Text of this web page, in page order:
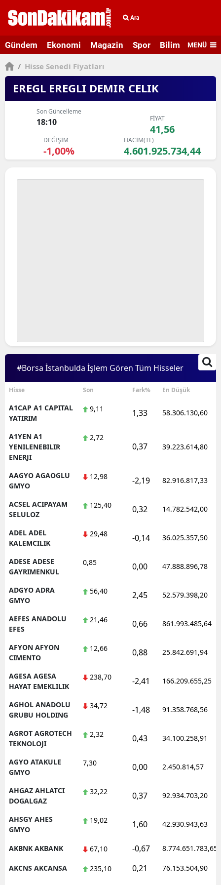
Ara
Gündem Ekonomi Magazin Spor Bilim veMENÜ
/ Hisse Senedi Fiyatları
EREGL EREGLI DEMIR CELIK
Son Güncelleme
18:10 FİYAT
41,56
DEĞİŞİM
-1,00%
HACİM(TL)
4.601.925.734,44
#Borsa İstanbulda İşlem Gören Tüm Hisseler
Hisse Son Fark% En Düşük
A1CAP A1 CAPITAL
YATIRIM
9,11 1,33 58.306.130,60
A1YEN A1
YENILENEBILIR
ENERJI
2,72
0,37 39.223.614,80
AAGYO AGAOGLU
GMYO
12,98 -2,19 82.916.817,33
ACSEL ACIPAYAM
SELULOZ
125,40 0,32 14.782.542,00
ADEL ADEL
KALEMCILIK
29,48 -0,14 36.025.357,50
ADESE ADESE
GAYRIMENKUL
0,85 0,00 47.888.896,78
ADGYO ADRA
GMYO
56,40 2,45 52.579.398,20
AEFES ANADOLU
EFES
21,46 0,66 861.993.485,64
AFYON AFYON
CIMENTO
12,66 0,88 25.842.691,94
AGESA AGESA
HAYAT EMEKLILIK
238,70 -2,41 166.209.655,25
AGHOL ANADOLU
GRUBU HOLDING
34,72 -1,48 91.358.768,56
AGROT AGROTECH
TEKNOLOJI
2,32 0,43 34.100.258,91
AGYO ATAKULE
GMYO
7,30 0,00 2.450.814,57
AHGAZ AHLATCI
DOGALGAZ
32,22 0,37 92.934.703,20
AHSGY AHES
GMYO
19,02 1,60 42.930.943,63
AKBNK AKBANK 67,10 -0,67 8.774.651.783,65
AKCNS AKCANSA 235,10 0,21 76.153.504,90